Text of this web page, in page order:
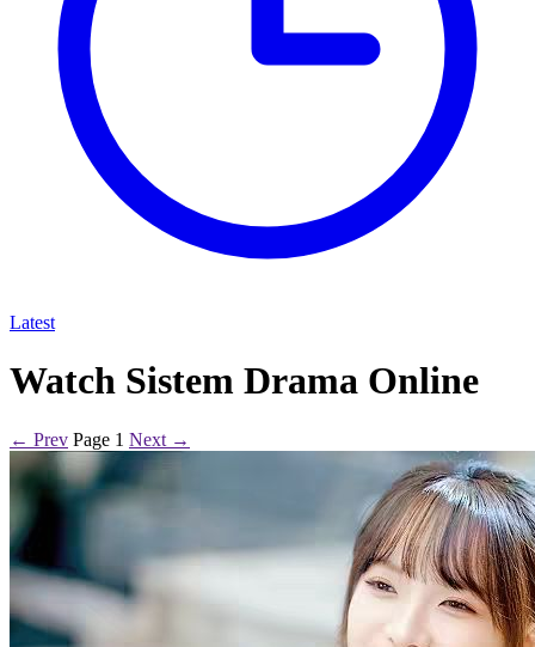
Latest
Watch Sistem Drama Online
← Prev Page 1 Next →